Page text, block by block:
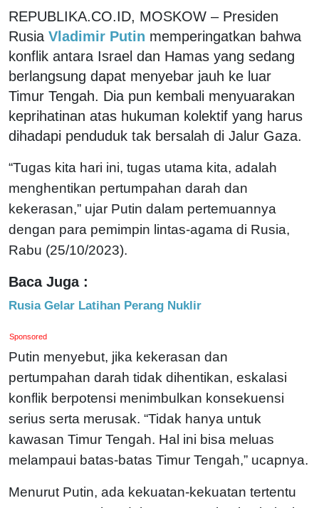
REPUBLIKA.CO.ID, MOSKOW – Presiden
Rusia Vladimir Putin memperingatkan bahwa
konflik antara Israel dan Hamas yang sedang
berlangsung dapat menyebar jauh ke luar
Timur Tengah. Dia pun kembali menyuarakan
keprihatinan atas hukuman kolektif yang harus
dihadapi penduduk tak bersalah di Jalur Gaza.
“Tugas kita hari ini, tugas utama kita, adalah
menghentikan pertumpahan darah dan
kekerasan,” ujar Putin dalam pertemuannya
dengan para pemimpin lintas-agama di Rusia,
Rabu (25/10/2023).
Baca Juga :
Rusia Gelar Latihan Perang Nuklir
Sponsored
Putin menyebut, jika kekerasan dan
pertumpahan darah tidak dihentikan, eskalasi
konflik berpotensi menimbulkan konsekuensi
serius serta merusak. “Tidak hanya untuk
kawasan Timur Tengah. Hal ini bisa meluas
melampaui batas-batas Timur Tengah,” ucapnya.
Menurut Putin, ada kekuatan-kekuatan tertentu